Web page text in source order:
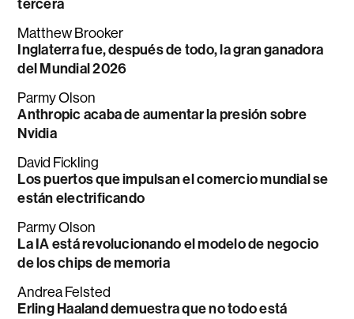
tercera
Matthew Brooker
Inglaterra fue, después de todo, la gran ganadora
del Mundial 2026
Parmy Olson
Anthropic acaba de aumentar la presión sobre
Nvidia
David Fickling
Los puertos que impulsan el comercio mundial se
están electrificando
Parmy Olson
La IA está revolucionando el modelo de negocio
de los chips de memoria
Andrea Felsted
Erling Haaland demuestra que no todo está